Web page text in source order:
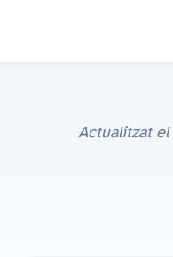
Actualitzat el